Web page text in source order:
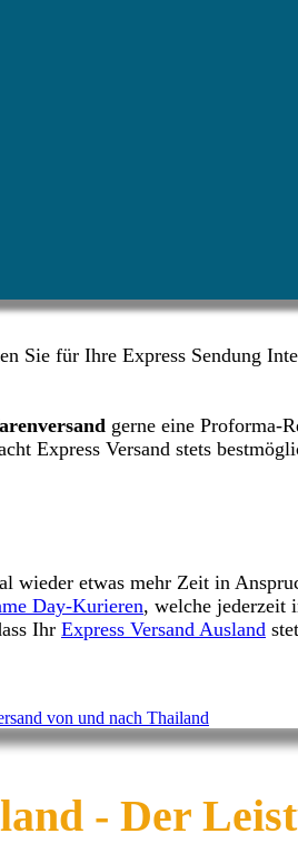
Sie für Ihre Express Sendung
gerne eine Proforma-
Express Versand stets
wieder etwas mehr Zeit in
Day-Kurieren, welche jederzeit
Ihr Express Versand Ausland
- Der